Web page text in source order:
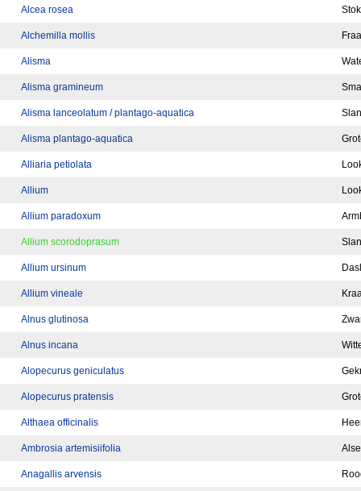
Alcea rosea
Alchemilla mollis
Alisma
Alisma gramineum
Alisma lanceolatum / plantago-aquatica
Alisma plantago-aquatica
Alliaria petiolata
Allium
Allium paradoxum
Allium scorodoprasum
Allium ursinum
Allium vineale
Alnus glutinosa
Alnus incana
Alopecurus geniculatus
Alopecurus pratensis
Althaea officinalis
Ambrosia artemisiifolia
Anagallis arvensis